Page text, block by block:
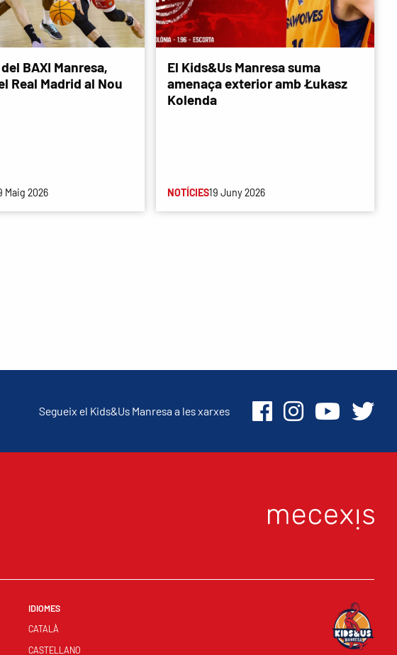
BAXI Manresa,
Real Madrid al Nou
Maig 2026
El Kids&Us Manresa suma
amenaça exterior amb Łukasz
Kolenda
NOTÍCIES19 Juny 2026
Segueix el Kids&Us Manresa a les xarxes
IDIOMES
CATALÀ
CASTELLANO